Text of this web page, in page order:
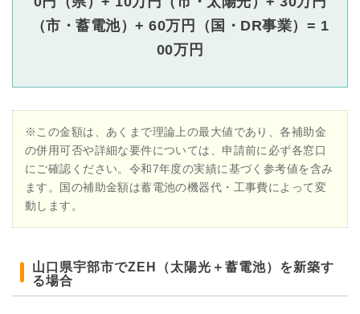
（市・蓄電池）+ 60万円（国・DR事業）= 1
00万円
※この金額は、あくまで理論上の最大値であり、各補助金
の併用可否や詳細な要件については、申請前に必ず各窓口
にご確認ください。令和7年度の実績に基づく参考値を含み
ます。国の補助金額は蓄電池の機器代・工事費によって変
動します。
山口県宇部市でZEH（太陽光＋蓄電池）を新築す
る場合